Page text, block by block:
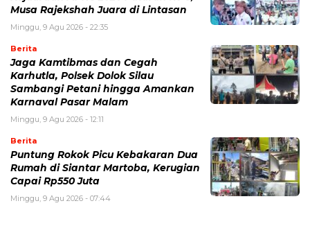
Musa Rajekshah Juara di Lintasan
Minggu, 9 Agu 2026 - 22:35
Berita
Jaga Kamtibmas dan Cegah
Karhutla, Polsek Dolok Silau
Sambangi Petani hingga Amankan
Karnaval Pasar Malam
Minggu, 9 Agu 2026 - 12:11
Berita
Puntung Rokok Picu Kebakaran Dua
Rumah di Siantar Martoba, Kerugian
Capai Rp550 Juta
Minggu, 9 Agu 2026 - 07:44